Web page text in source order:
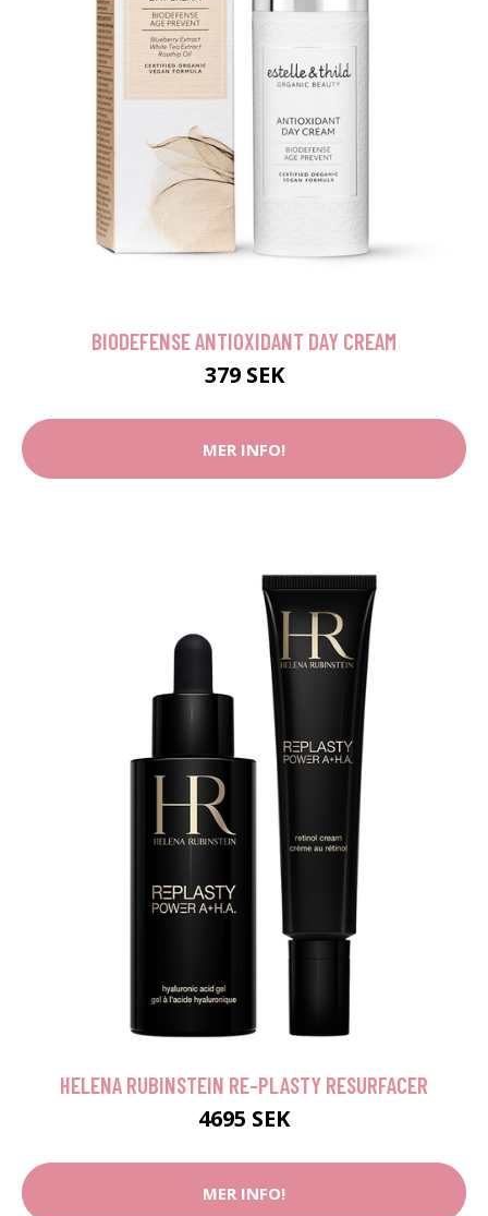
BIODEFENSE ANTIOXIDANT DAY CREAM
379 SEK
MER INFO!
HELENA RUBINSTEIN RE-PLASTY RESURFACER
4695 SEK
MER INFO!